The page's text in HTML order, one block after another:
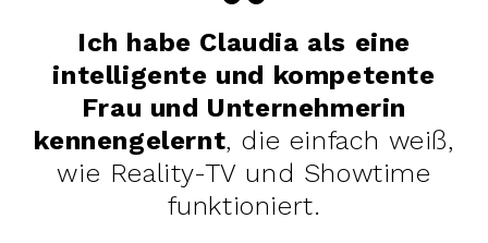
Ich habe Claudia als eine
intelligente und kompetente
Frau und Unternehmerin
kennengelernt, die einfach weiß,
wie Reality-TV und Showtime
funktioniert.